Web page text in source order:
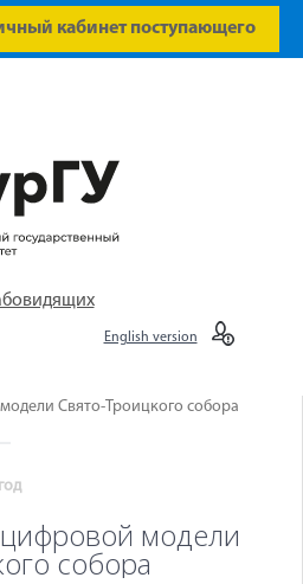
кабинет поступающего
English version
Свято-Троицкого собора
модели
собора